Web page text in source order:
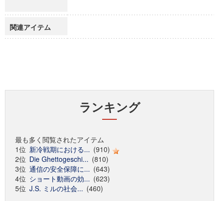
関連アイテム
ランキング
最も多く閲覧されたアイテム
1位 新冷戦期における... (910)
2位 Die Ghettogeschi... (810)
3位 通信の安全保障に... (643)
4位 ショート動画の効... (623)
5位 J.S. ミルの社会... (460)